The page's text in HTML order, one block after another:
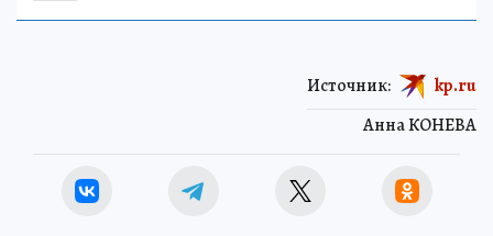
Анна КОНЕВА
Источник: kp.ru